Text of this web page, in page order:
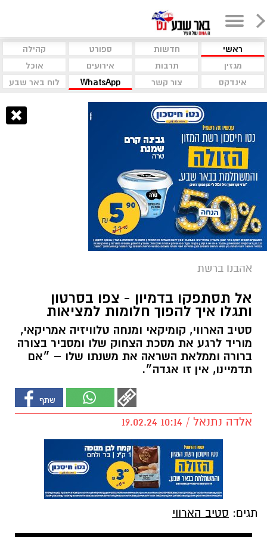
ראשי חדשות ספורט
קהילה
מגזין
תרבות אירועים
אוכל
אינדקס
צור קשר WhatsApp לוח באר שבע
אהבנו ברשת
אל תסתפקו בדמיון - צפו בסרטון
ותגלו איך להפוך חלומות למציאות
סטיב הארווי, קומיקאי ומנחה טלוויזיה אמריקאי,
מוריד לרגע את מסכת הצחוק שלו ומסביר בצורה
ברורה וממלאת השראה את משנתו שלו – ״אם
תדמיינו, אין זו אגדה״.
אלדה נתנאל / 10:14 19.02.24
תגים: סטיב הארווי